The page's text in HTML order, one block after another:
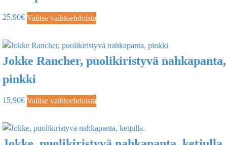
25,90€ Valitse vaihtoehdoista
Jokke Rancher, puolikiristyvä nahkapanta,
pinkki
15,90€ Valitse vaihtoehdoista